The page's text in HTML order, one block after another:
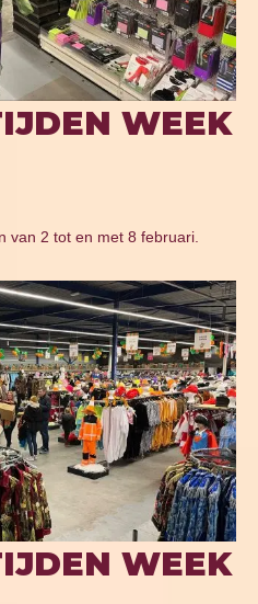
WEEK
van 2 tot en met 8 februari.
WEEK